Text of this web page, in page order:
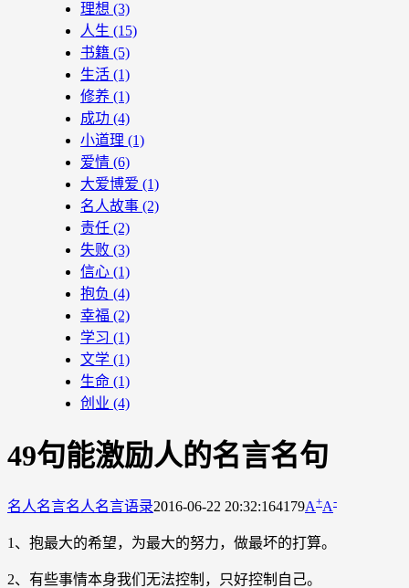
理想 (3)
人生 (15)
书籍 (5)
生活 (1)
修养 (1)
成功 (4)
小道理 (1)
爱情 (6)
大爱博爱 (1)
名人故事 (2)
责任 (2)
失败 (3)
信心 (1)
抱负 (4)
幸福 (2)
学习 (1)
文学 (1)
生命 (1)
创业 (4)
49句能激励人的名言名句
名人名言名人名言语录2016-06-22 20:32:164179A+A-
1、抱最大的希望，为最大的努力，做最坏的打算。
2、有些事情本身我们无法控制，只好控制自己。